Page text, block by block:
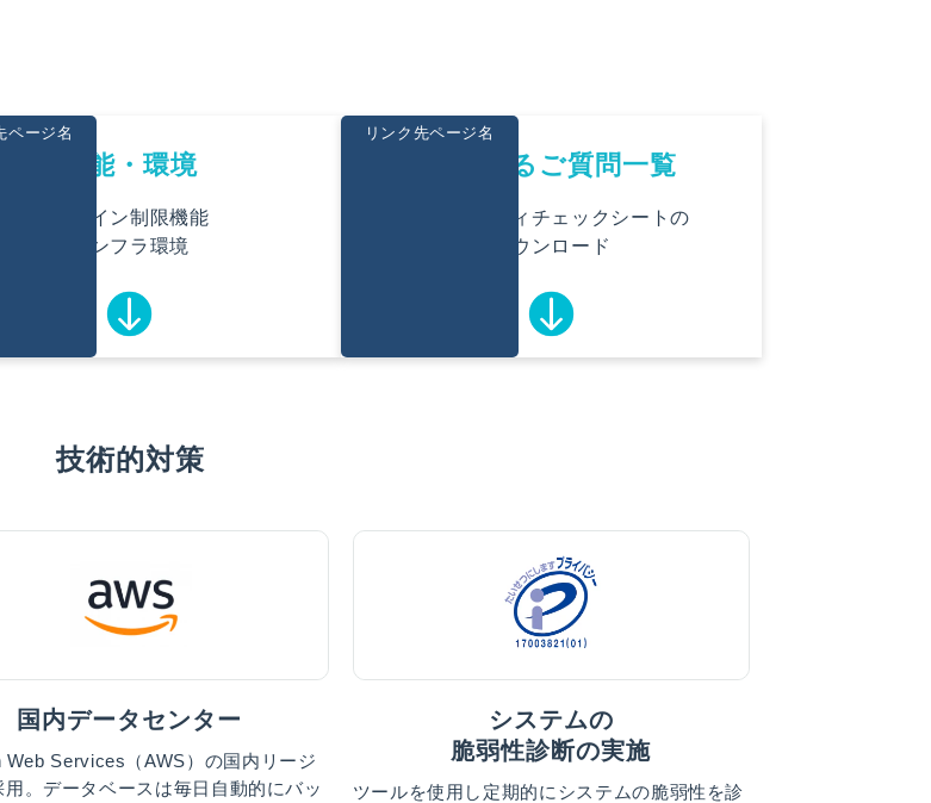
機能・環境
ログイン制限機能
インフラ環境
ページ名
よくあるご質問一覧
セキュリティチェックシートの
ダウンロード
リンク先ページ名
技術的対策
国内データセンター
Web Services（AWS）の国内リージ
用。データベースは毎日自動的にバッ
システムの
脆弱性診断の実施
ツールを使用し定期的にシステムの脆弱性を診